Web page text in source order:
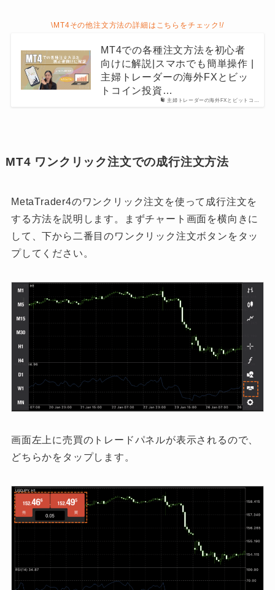
\MT4その他注文方法の詳細はこちらをチェック!/
主婦トレーダーの海外FXとビットコ…
MT4での各種注文方法を初心者
向けに解説|スマホでも簡単操作 |
主婦トレーダーの海外FXとビッ
トコイン投資…
MT4 ワンクリック注文での成行注文方法
MetaTrader4のワンクリック注文を使って成行注文を
する方法を説明します。まずチャート画面を横向きに
して、下から二番目のワンクリック注文ボタンをタッ
プしてください。
画面左上に売買のトレードパネルが表示されるので、
どちらかをタップします。